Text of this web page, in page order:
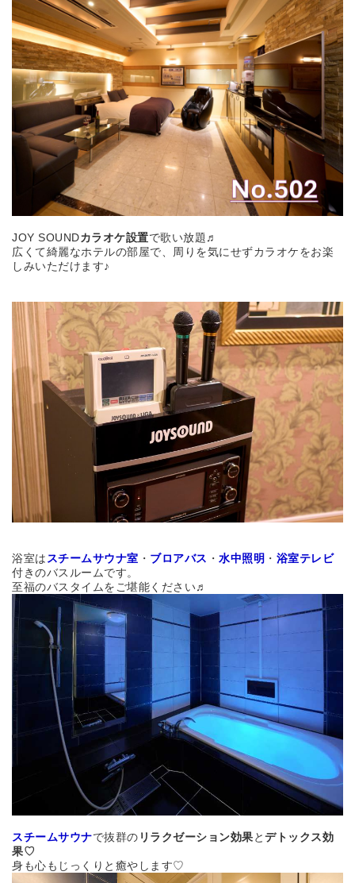
JOY SOUNDカラオケ設置で歌い放題♬
広くて綺麗なホテルの部屋で、周りを気にせずカラオケをお楽
しみいただけます♪
浴室はスチームサウナ室 ・ ブロアバス ・ 水中照明 ・ 浴室テレビ
付きのバスルームです。
至福のバスタイムをご堪能ください♬
スチームサウナで抜群の リラクゼーション効果とデトックス効
果♡
身も心もじっくりと癒やします♡